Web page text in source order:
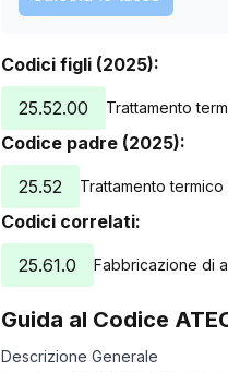
Codici figli (2025):
25.52.00
Trattamento
Codice padre (2025):
25.52
Trattamento termico
Codici correlati:
25.61.0
Fabbricazione di
Guida al Codice
Descrizione Generale